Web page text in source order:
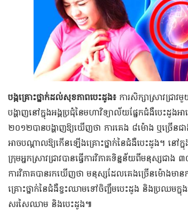
បង្កគ្រោះថ្នាក់ដល់សុខភាពបេះដូង៖ ការសិក្សាស្រាវជ្រាវ
បង្ហាញនៅក្នុងអង្គប្រជុំនៃមហាវិទ្យាល័យផ្នែកជំងឺបេះដូងអា
២០១២បានបង្ហាញឱ្យឃើញថា ការគេង ៨ម៉ោង ឬច្រើន
អាចបណ្ដាលឱ្យកើនឡើងគ្រោះថ្នាក់នៃជំងឺបេះដូង។ នៅក្នុង
ក្រុមអ្នកស្រាវជ្រាវបានធ្វើការវិភាគទិន្នន័យពីមនុស្សជា
ការវិភាគបានរកឃើញថា មនុស្សដែលគេងច្រើនម៉ោងមាន
គ្រោះថ្នាក់នៃជំងឺខ្វះឈាមទៅចិញ្ចឹមបេះដូង និងប្រឈមក្
សរសៃឈាម និងបេះដូង៕